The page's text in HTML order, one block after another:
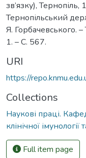
зв’язку),
Тернопільський
Я. Горбачевського.
1. – С. 567.
URI
https://
Collections
Наукові праці.
клінічної
Full item page